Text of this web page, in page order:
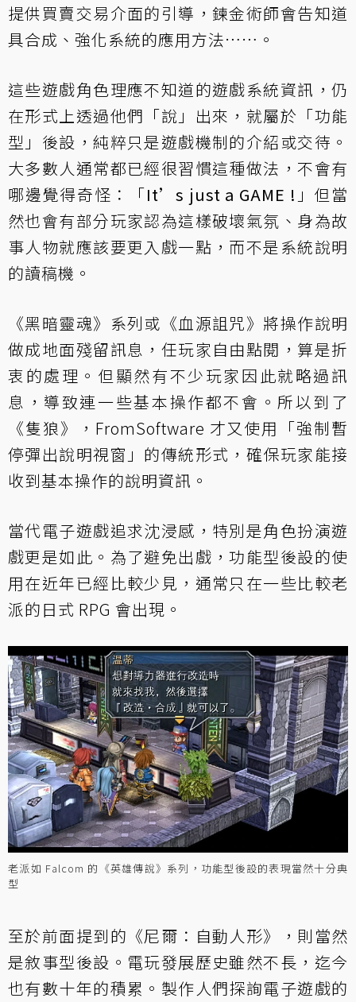
提供買賣交易介面的引導，鍊金術師會告知道
具合成、強化系統的應用方法……。
這些遊戲角色理應不知道的遊戲系統資訊，仍
在形式上透過他們「說」出來，就屬於「功能
型」後設，純粹只是遊戲機制的介紹或交待。
大多數人通常都已經很習慣這種做法，不會有
哪邊覺得奇怪：「It’s just a GAME ! 」但當
然也會有部分玩家認為這樣破壞氣氛、身為故
事人物就應該要更入戲一點，而不是系統說明
的讀稿機。
《黑暗靈魂》系列或《血源詛咒》將操作說明
做成地面殘留訊息，任玩家自由點閱，算是折
衷的處理。但顯然有不少玩家因此就略過訊
息，導致連一些基本操作都不會。所以到了
《隻狼》，FromSoftware 才又使用「強制暫
停彈出說明視窗」的傳統形式，確保玩家能接
收到基本操作的說明資訊。
當代電子遊戲追求沈浸感，特別是角色扮演遊
戲更是如此。為了避免出戲，功能型後設的使
用在近年已經比較少見，通常只在一些比較老
派的日式 RPG 會出現。
老派如 Falcom 的《英雄傳說》系列，功能型後設的表現當然十分典
型
至於前面提到的《尼爾：自動人形》，則當然
是敘事型後設。電玩發展歷史雖然不長，迄今
也有數十年的積累。製作人們探詢電子遊戲的